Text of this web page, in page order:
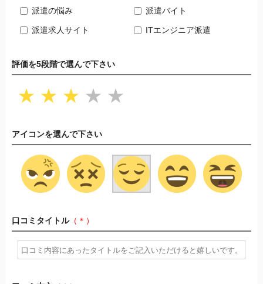
派遣の悩み 派遣バイト
派遣求人サイト ITエンジニア派遣
評価を5段階で選んで下さい
★ ★ ★ ★ ★
アイコンを選んで下さい
口コミタイトル（＊）